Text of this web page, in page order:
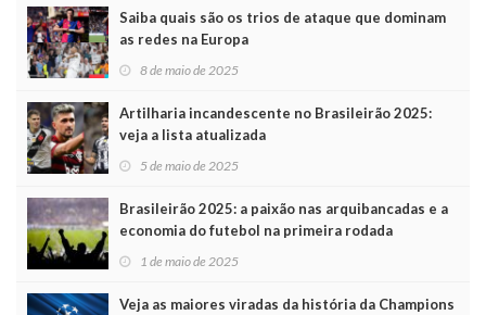
Saiba quais são os trios de ataque que dominam
as redes na Europa
8 de maio de 2025
Artilharia incandescente no Brasileirão 2025:
veja a lista atualizada
5 de maio de 2025
Brasileirão 2025: a paixão nas arquibancadas e a
economia do futebol na primeira rodada
1 de maio de 2025
Veja as maiores viradas da história da Champions